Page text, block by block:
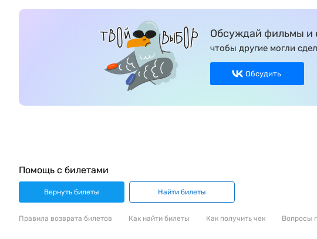
Обсуждай фильмы и
чтобы другие могли
Обсудить
Помощь с билетами
Вернуть билеты Найти билеты
Правила возврата билетов Как найти билеты Как получить чек Вопросы